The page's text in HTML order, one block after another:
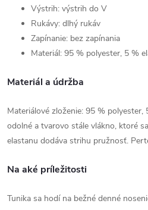
Výstrih: výstrih do V
Rukávy: dlhý rukáv
Zapínanie: bez zapínania
Materiál: 95 % polyester, 5 %
Materiál a údržba
Materiálové zloženie: 95 % polyester,
odolné a tvarovo stále vlákno, ktoré
elastanu dodáva strihu pružnosť.
Na aké príležitosti
Tunika sa hodí na bežné denné